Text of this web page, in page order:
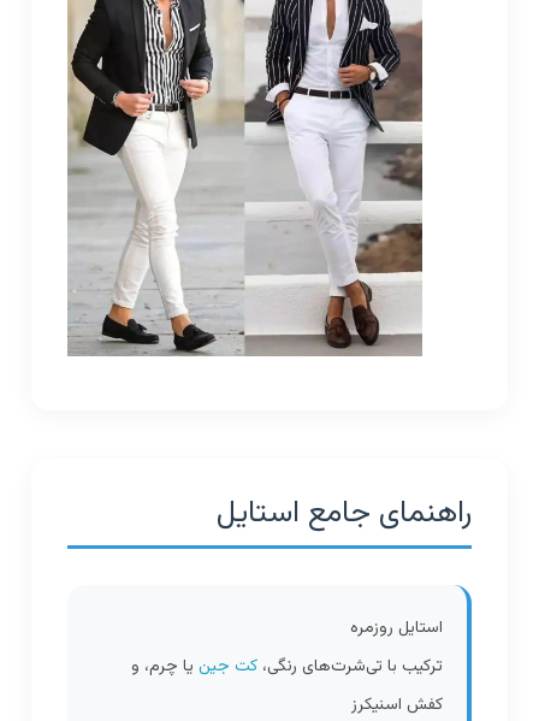
راهنمای جامع استایل
استایل روزمره
ترکیب با تی‌شرت‌های رنگی، کت جین یا چرم، و
کفش اسنیکرز